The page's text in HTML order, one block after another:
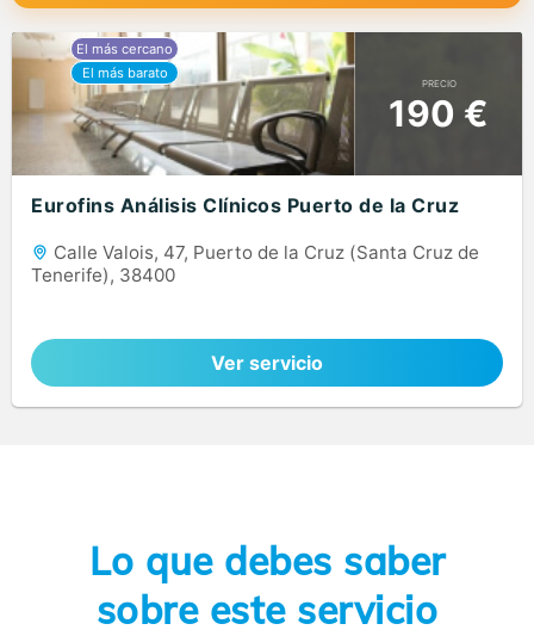
PRECIO
190 €
Eurofins Análisis Clínicos Puerto de la Cruz
Calle Valois, 47, Puerto de la Cruz (Santa Cruz de
Tenerife), 38400
Ver servicio
Lo que debes saber
sobre este servicio